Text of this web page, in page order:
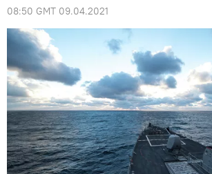
08:50 GMT 09.04.2021